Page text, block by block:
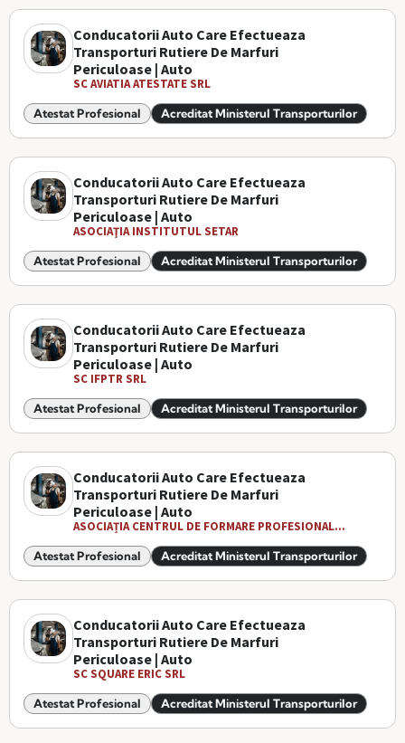
Conducatorii Auto Care Efectueaza
Transporturi Rutiere De Marfuri
Periculoase | Auto
SC AVIATIA ATESTATE SRL
Atestat Profesional Acreditat Ministerul Transporturilor
Conducatorii Auto Care Efectueaza
Transporturi Rutiere De Marfuri
Periculoase | Auto
ASOCIAŢIA INSTITUTUL SETAR
Atestat Profesional Acreditat Ministerul Transporturilor
Conducatorii Auto Care Efectueaza
Transporturi Rutiere De Marfuri
Periculoase | Auto
SC IFPTR SRL
Atestat Profesional Acreditat Ministerul Transporturilor
Conducatorii Auto Care Efectueaza
Transporturi Rutiere De Marfuri
Periculoase | Auto
ASOCIAȚIA CENTRUL DE FORMARE PROFESIONAL...
Atestat Profesional Acreditat Ministerul Transporturilor
Conducatorii Auto Care Efectueaza
Transporturi Rutiere De Marfuri
Periculoase | Auto
SC SQUARE ERIC SRL
Atestat Profesional Acreditat Ministerul Transporturilor